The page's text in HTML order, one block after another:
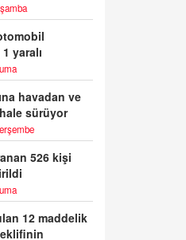
yaralı
havadan ve
sürüyor
526 kişi
12 maddelik